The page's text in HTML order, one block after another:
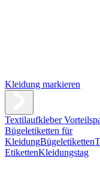
Kleidung markieren
Textilaufkleber
Bügeletiketten für
KleidungBügeletiketten
EtikettenKleidungstag